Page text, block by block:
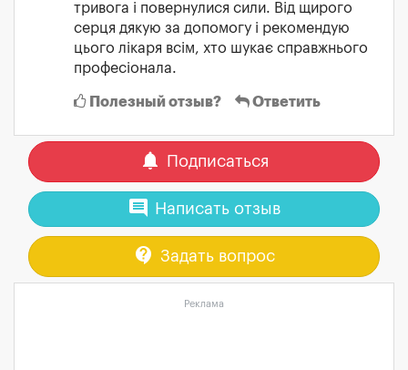
тривога і повернулися сили. Від щирого
серця дякую за допомогу і рекомендую
цього лікаря всім, хто шукає справжнього
професіонала.
Полезный отзыв? Ответить
notifications Подписаться
comment Написать отзыв
contact_support Задать вопрос
Реклама